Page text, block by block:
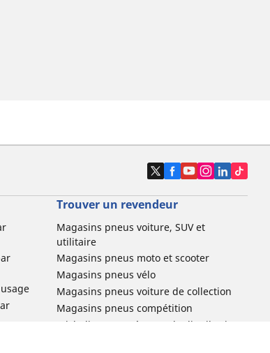
Trouver un revendeur
Magasins pneus voiture, SUV et
utilitaire
Magasins pneus moto et scooter
Magasins pneus vélo
Magasins pneus voiture de collection
Magasins pneus compétition
Michelin et ses réseaux de distribution